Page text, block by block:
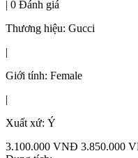
| 0 Đánh giá
Thương hiệu: Gucci
|
Giới tính: Female
|
Xuất xứ: Ý
3.100.000 VNĐ 3.850.000